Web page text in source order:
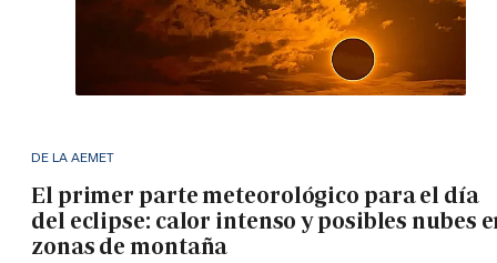
DE LA AEMET
El primer parte meteorológico para el día
del eclipse: calor intenso y posibles nubes
zonas de montaña